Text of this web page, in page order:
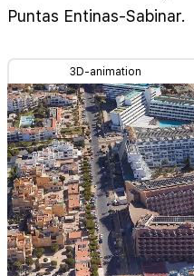
Puntas Entinas-Sabinar.
3D-animation